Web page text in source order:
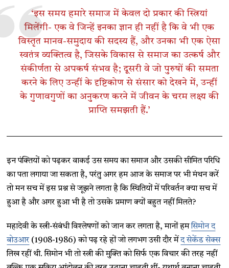
‘इस समय हमारे समाज में केवल दो प्रकार की स्त्रियां
मिलेंगी- एक वे जिन्हें इनका ज्ञान ही नहीं है कि वे भी एक
विस्तृत मानव-समुदाय की सदस्य हैं, और उनका भी एक ऐसा
स्वतंत्र व्यक्तित्व है, जिसके विकास से समाज का उत्कर्ष और
संकीर्णता से अपकर्ष संभव है; दूसरी वे जो पुरुषों की समता
करने के लिए उन्हीं के दृष्टिकोण से संसार को देखने में, उन्हीं
के गुणावगुणों का अनुकरण करने में जीवन के चरम लक्ष्य की
प्राप्ति समझती हैं.’
इन पंक्तियों को पढ़कर वाकई उस समय का समाज और उसकी सीमित परिधि
का पता लगाया जा सकता है, परंतु अगर हम आज के समाज पर भी मंथन करें
तो मन सच में इस प्रश्न से जूझने लगता है कि स्थितियों में परिवर्तन क्या सच में
हुआ है और अगर हुआ भी है तो उसके प्रमाण क्यों बहुत नहीं मिलते?
महादेवी के स्त्री-संबंधी विश्लेषणों को जान कर लगता है, मानों हमसिमोन द
बोउआर(1908-1986) को पढ़ रहे हों जो लगभग उसी दौर मेंद सेकेंड सेक्स
लिख रहीं थी. सिमोन भी तो स्त्री की मुक्ति को सिर्फ एक विचार की तरह नहीं